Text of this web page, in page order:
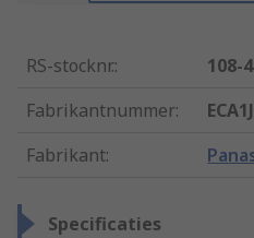
RS-stocknr.:
108-
Fabrikantnummer:
Fabrikant:
Specificaties